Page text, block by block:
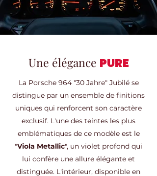
Une élégance PURE
La Porsche 964 "30 Jahre" Jubilé se
distingue par un ensemble de finitions
uniques qui renforcent son caractère
exclusif. L'une des teintes les plus
emblématiques de ce modèle est le
"Viola Metallic", un violet profond qui
lui confère une allure élégante et
distinguée. L'intérieur, disponible en